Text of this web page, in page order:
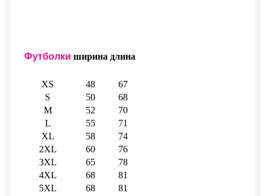
Футболки ширина длина
XS 48
67
S
50
68
M
52
70
L
55
71
XL
58
74
2XL
60
76
3XL
65
78
4XL
68
81
5XL
68 81